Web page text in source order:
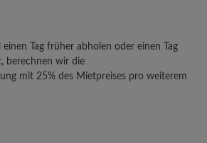
Tag früher abholen oder einen Tag
berechnen wir die
mit 25% des Mietpreises pro weiterem